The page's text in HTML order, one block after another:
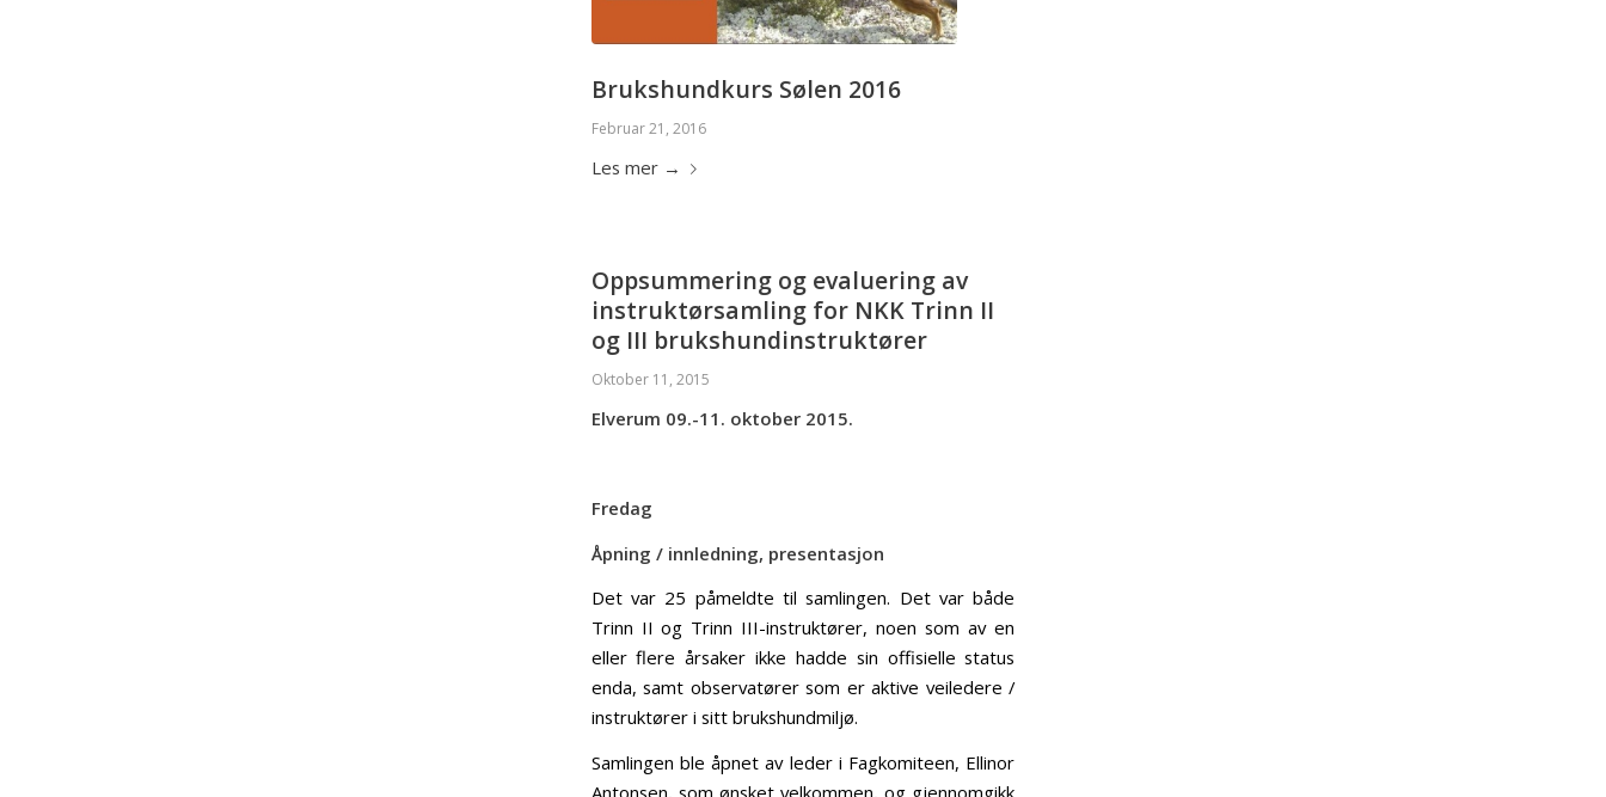
Brukshundkurs Sølen 2016
Februar 21, 2016
Les mer→
Oppsummering og evaluering av
instruktørsamling for NKK Trinn II
og III brukshundinstruktører
Oktober 11, 2015
Elverum 09.-11. oktober 2015.
Fredag
Åpning / innledning, presentasjon
Det var 25 påmeldte til samlingen. Det var både
Trinn II og Trinn III-instruktører, noen som av en
eller flere årsaker ikke hadde sin offisielle status
enda, samt observatører som er aktive veiledere /
instruktører i sitt brukshundmiljø.
Samlingen ble åpnet av leder i Fagkomiteen, Ellinor